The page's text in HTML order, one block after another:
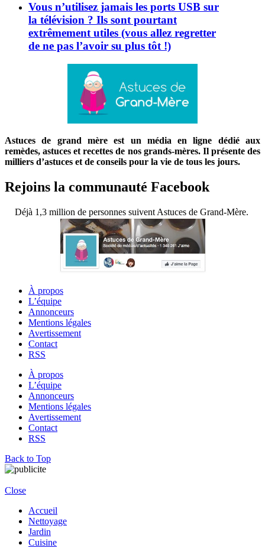
Vous n’utilisez jamais les ports USB sur
la télévision ? Ils sont pourtant
extrêmement utiles (vous allez regretter
de ne pas l’avoir su plus tôt !)
Astuces de grand mère est un média en ligne dédié aux
remèdes, astuces et recettes de nos grands-mères. Il présente des
milliers d’astuces et de conseils pour la vie de tous les jours.
Rejoins la communauté Facebook
Déjà 1,3 million de personnes suivent Astuces de Grand-Mère.
À propos
L’équipe
Annonceurs
Mentions légales
Avertissement
Contact
RSS
À propos
L’équipe
Annonceurs
Mentions légales
Avertissement
Contact
RSS
Back to Top
Close
Accueil
Nettoyage
Jardin
Cuisine